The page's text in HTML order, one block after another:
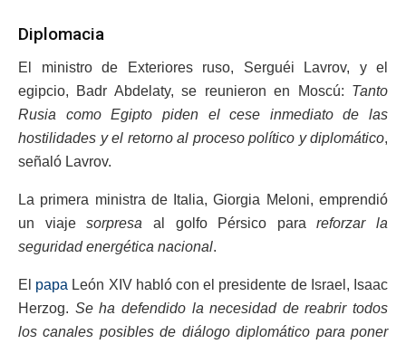
Diplomacia
El ministro de Exteriores ruso, Serguéi Lavrov, y el
egipcio, Badr Abdelaty, se reunieron en Moscú: Tanto
Rusia como Egipto piden el cese inmediato de las
hostilidades y el retorno al proceso político y diplomático,
señaló Lavrov.
La primera ministra de Italia, Giorgia Meloni, emprendió
un viajesorpresa al golfo Pérsico parareforzar la
seguridad energética nacional.
El papa León XIV habló con el presidente de Israel, Isaac
Herzog. Se ha defendido la necesidad de reabrir todos
los canales posibles de diálogo diplomático para poner